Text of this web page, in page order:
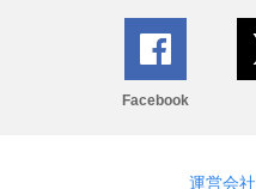
Facebook
運営会社